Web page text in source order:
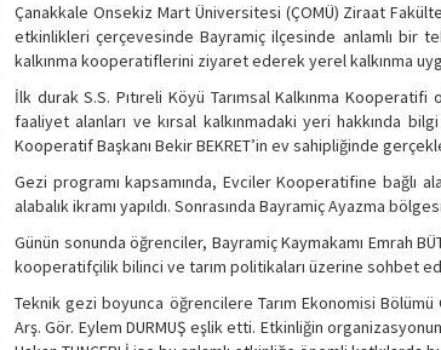
Çanakkale Onsekiz Mart Üniversitesi (ÇOMÜ) Ziraat
etkinlikleri çerçevesinde Bayramiç ilçesinde anlamlı bir
kalkınma kooperatiflerini ziyaret ederek yerel kalkınma
İlk durak S.S. Pıtıreli Köyü Tarımsal Kalkınma
faaliyet alanları ve kırsal kalkınmadaki yeri hakkında
Kooperatif Başkanı Bekir BEKRET’in ev sahipliğinde
Gezi programı kapsamında, Evciler Kooperatifine
alabalık ikramı yapıldı. Sonrasında Bayramiç Ayazma
Günün sonunda öğrenciler, Bayramiç Kaymakamı Emrah
kooperatifçilik bilinci ve tarım politikaları üzerine sohbet
Teknik gezi boyunca öğrencilere Tarım Ekonomisi Bölümü
Arş. Gör. Eylem DURMUŞ eşlik etti. Etkinliğin